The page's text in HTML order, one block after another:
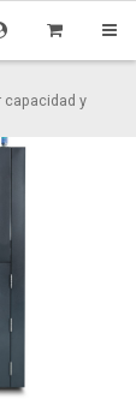
capacidad y